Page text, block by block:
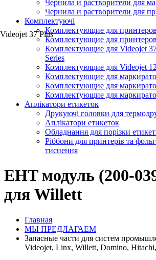
Чернила и растворители для
Чернила и растворители для
Комплектуючі
Комплектующие для
Комплектующие для
Комплектующие для Videojet
Series
Комплектующие для Videojet
Комплектующие для
Комплектующие для
Комплектующие для
Аплікатори етикеток
Друкуючі головки для
Аплікатори етикеток
Обладнання для порізки
Ріббони для принтерів та
тиснення
EHT модуль (200-
для Willett
Главная
МЫ ПРЕДЛАГАЕМ
Запасные части для систем
Videojet, Linx, Willett, Domino,
Videojet 37 Plus